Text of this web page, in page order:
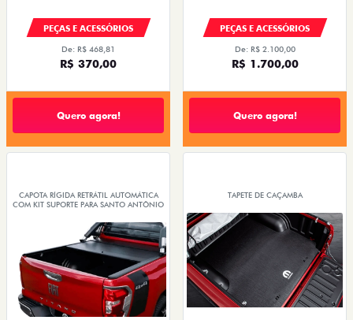
PEÇAS E ACESSÓRIOS
De: R$ 468,81
R$ 370,00
Quero agora!
PEÇAS E ACESSÓRIOS
De: R$ 2.100,00
R$ 1.700,00
Quero agora!
CAPOTA RÍGIDA RETRÁTIL AUTOMÁTICA
COM KIT SUPORTE PARA SANTO ANTÔNIO
TAPETE DE CAÇAMBA